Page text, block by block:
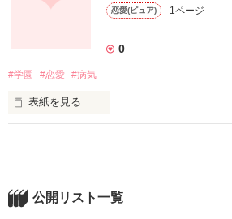
恋愛(ピュア) 1ページ
0
#学園 #恋愛 #病気
表紙を見る
公開リスト一覧